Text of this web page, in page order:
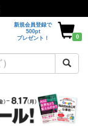
新規会員登録で
500pt
プレゼント！
0